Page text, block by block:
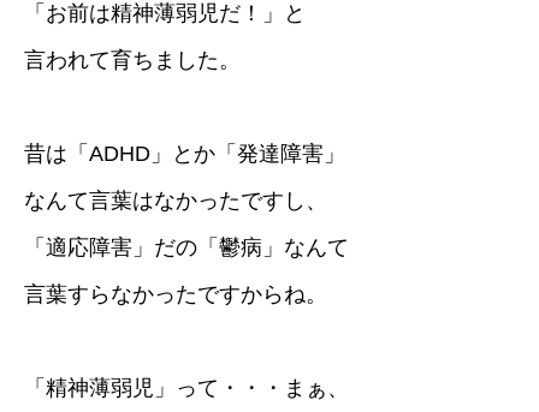
「お前は精神薄弱児だ！」と
言われて育ちました。
昔は「ADHD」とか「発達障害」
なんて言葉はなかったですし、
「適応障害」だの「鬱病」なんて
言葉すらなかったですからね。
「精神薄弱児」って・・・まぁ、